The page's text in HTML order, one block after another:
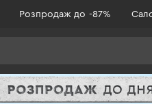
Розпродаж до -87%